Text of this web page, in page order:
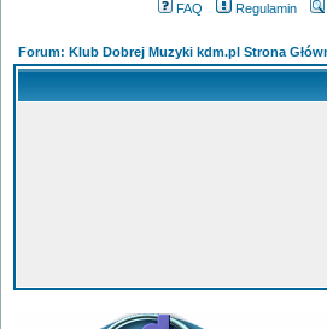
FAQ Regulamin
Forum: Klub Dobrej Muzyki kdm.pl Strona